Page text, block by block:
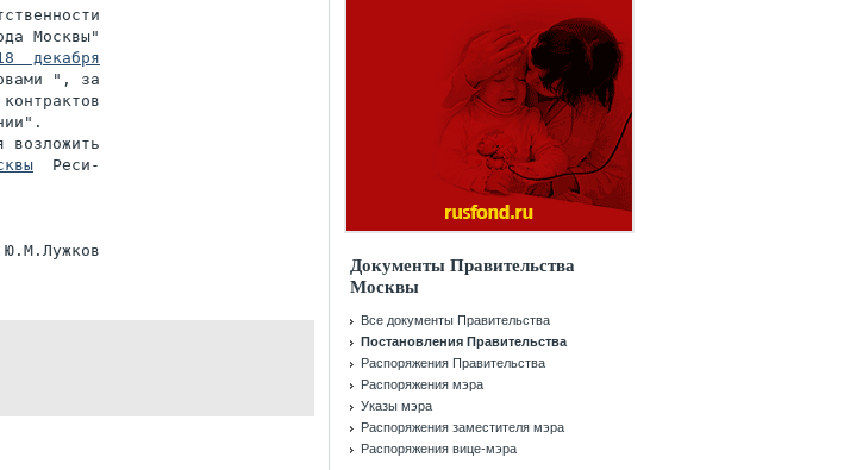
Москвы"
декабря
", за
возложить
  Реси-
Документы Правительства
Москвы
Все документы Правительства
Постановления Правительства
Распоряжения Правительства
Распоряжения мэра
Указы мэра
Распоряжения заместителя мэра
Распоряжения вице-мэра